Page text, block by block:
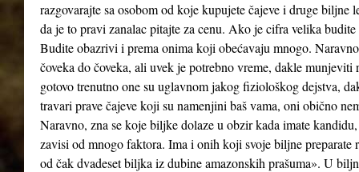
razgovarajte sa osobom od koje kupujete čajeve i druge
da je to pravi zanalac pitajte za cenu. Ako je cifra velika
Budite obazrivi i prema onima koji obećavaju mnogo.
čoveka do čoveka, ali uvek je potrebno vreme, dakle
gotovo trenutno one su uglavnom jakog fiziološkog dejstva,
travari prave čajeve koji su namenjini baš vama, oni obično
Naravno, zna se koje biljke dolaze u obzir kada imate
zavisi od mnogo faktora. Ima i onih koji svoje biljne
od čak dvadeset biljka iz dubine amazonskih prašuma». U